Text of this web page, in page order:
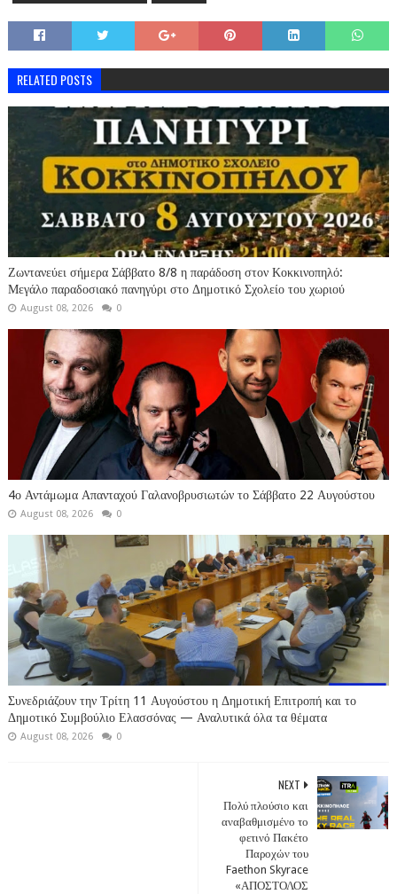
RELATED POSTS
Ζωντανεύει σήμερα Σάββατο 8/8 η παράδοση στον Κοκκινοπηλό:
Μεγάλο παραδοσιακό πανηγύρι στο Δημοτικό Σχολείο του χωριού
August 08, 2026 0
4ο Αντάμωμα Απανταχού Γαλανοβρυσιωτών το Σάββατο 22 Αυγούστου
August 08, 2026 0
Συνεδριάζουν την Τρίτη 11 Αυγούστου η Δημοτική Επιτροπή και το
Δημοτικό Συμβούλιο Ελασσόνας — Αναλυτικά όλα τα θέματα
August 08, 2026 0
NEXT
Πολύ πλούσιο και
αναβαθμισμένο το
φετινό Πακέτο
Παροχών του
Faethon Skyrace
«ΑΠΟΣΤΟΛΟΣ